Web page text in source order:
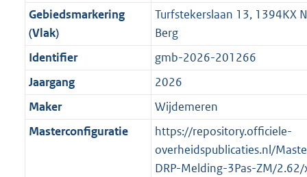
o
m
a
a
t
f
r
m
a
a
t
n
o
r
m
a
a
t
i
f
o
r
m
a
a
o
t
t
e
:
2
K
b
o
t
t
e
:
2
K
b
Gebiedsmarkering
(Vlak)
Turfstekerslaan 13, 1394KX
Berg
Identifier
gmb-2026-201266
Jaargang
2026
Maker
Wijdemeren
Masterconfiguratie
https://repository.officiele-
overheidspublicaties.nl/
DRP-Melding-3Pas-ZM/